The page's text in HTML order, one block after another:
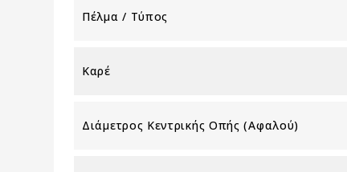
Πέλμα / Τύπος
Καρέ
Διάμετρος Κεντρικής Οπής (αφαλού)